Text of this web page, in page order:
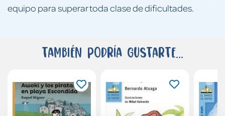
equipo para superar toda clase de dificultades.
También podría gustarte...